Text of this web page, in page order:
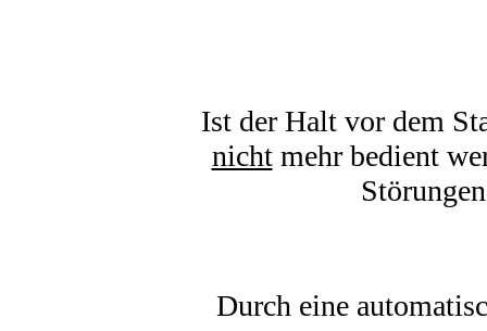
Ist der Halt vor dem
nichtmehr bedient
Durch eine